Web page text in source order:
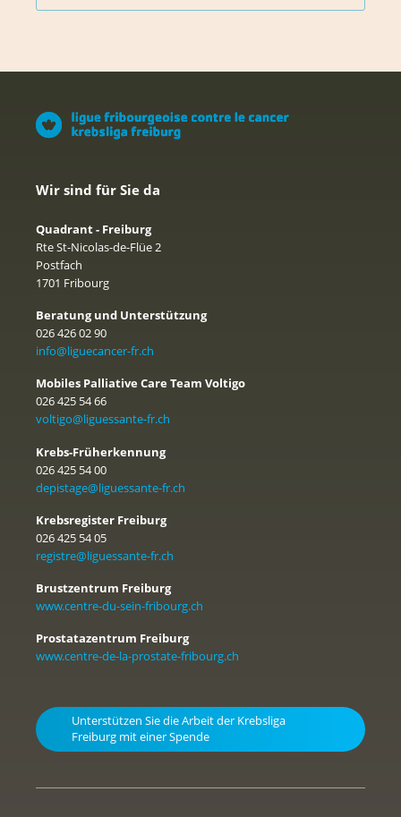
Wir sind für Sie da
Quadrant - Freiburg
Rte St-Nicolas-de-Flüe 2
Postfach
1701 Fribourg
Beratung und Unterstützung
026 426 02 90
info@liguecancer-fr.ch
Mobiles Palliative Care Team Voltigo
026 425 54 66
voltigo@liguessante-fr.ch
Krebs-Früherkennung
026 425 54 00
depistage@liguessante-fr.ch
Krebsregister Freiburg
026 425 54 05
registre@liguessante-fr.ch
Brustzentrum Freiburg
www.centre-du-sein-fribourg.ch
Prostatazentrum Freiburg
www.centre-de-la-prostate-fribourg.ch
Unterstützen Sie die Arbeit der Krebsliga
Freiburg mit einer Spende